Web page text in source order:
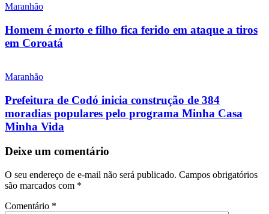
Maranhão
Homem é morto e filho fica ferido em ataque a tiros
em Coroatá
Maranhão
Prefeitura de Codó inicia construção de 384
moradias populares pelo programa Minha Casa
Minha Vida
Deixe um comentário
O seu endereço de e-mail não será publicado. Campos obrigatórios
são marcados com *
Comentário *